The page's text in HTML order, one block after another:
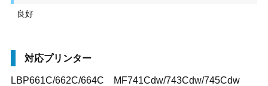
良好
対応プリンター
LBP661C/662C/664C MF741Cdw/743Cdw/745Cdw